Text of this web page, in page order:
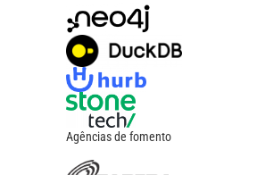
Agências de fomento